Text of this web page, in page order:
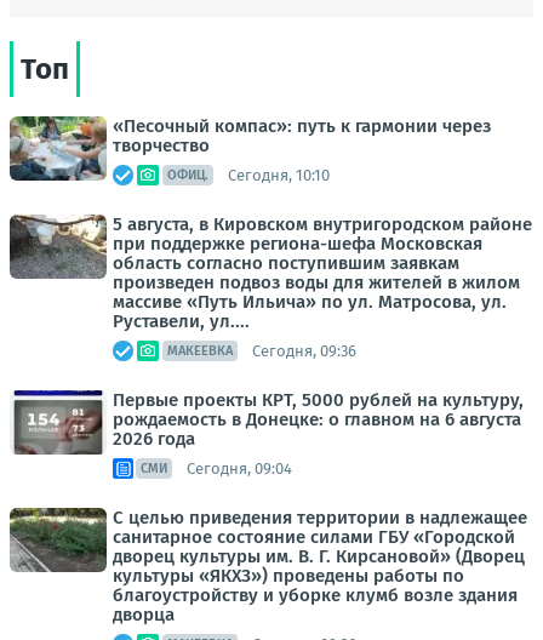
Топ
«Песочный компас»: путь к гармонии через
творчество
ОФИЦ. Сегодня, 10:10
5 августа, в Кировском внутригородском районе
при поддержке региона-шефа Московская
область согласно поступившим заявкам
произведен подвоз воды для жителей в жилом
массиве «Путь Ильича» по ул. Матросова, ул.
Руставели, ул....
МАКЕЕВКА Сегодня, 09:36
Первые проекты КРТ, 5000 рублей на культуру,
рождаемость в Донецке: о главном на 6 августа
2026 года
СМИ Сегодня, 09:04
С целью приведения территории в надлежащее
санитарное состояние силами ГБУ «Городской
дворец культуры им. В. Г. Кирсановой» (Дворец
культуры «ЯКХЗ») проведены работы по
благоустройству и уборке клумб возле здания
дворца